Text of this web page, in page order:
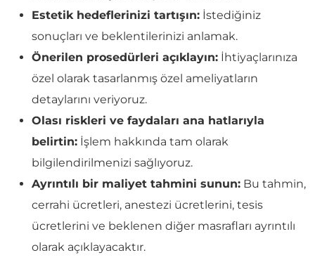
Estetik hedeflerinizi tartışın: İstediğiniz
sonuçları ve beklentilerinizi anlamak.
Önerilen prosedürleri açıklayın: İhtiyaçlarınıza
özel olarak tasarlanmış özel ameliyatların
detaylarını veriyoruz.
Olası riskleri ve faydaları ana hatlarıyla
belirtin: İşlem hakkında tam olarak
bilgilendirilmenizi sağlıyoruz.
Ayrıntılı bir maliyet tahmini sunun: Bu tahmin,
cerrahi ücretleri, anestezi ücretlerini, tesis
ücretlerini ve beklenen diğer masrafları ayrıntılı
olarak açıklayacaktır.